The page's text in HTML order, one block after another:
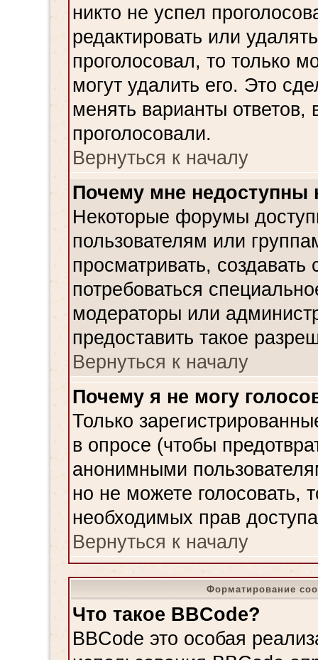
никто не успел
редактировать или
проголосовал, то только
могут удалить его. Это
менять варианты
проголосовали.
Вернуться к началу
Почему мне
Некоторые форумы
пользователям или
просматривать,
потребоваться
модераторы или
предоставить такое
Вернуться к началу
Почему я не могу
Только
в опросе (чтобы
анонимными
но не можете голосовать,
необходимых прав
Вернуться к началу
Форматирование
Что такое BBCode?
BBCode это особая